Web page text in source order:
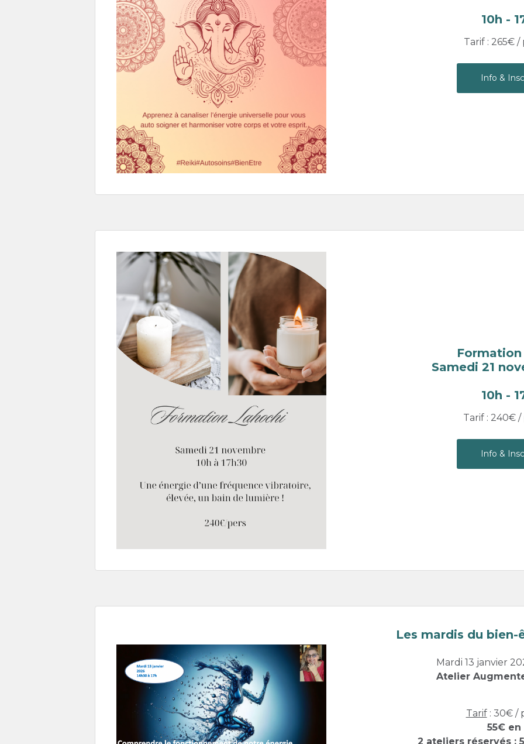
10h -
Tarif : 265€
Info &
Samedi 21
10h -
Tarif : 240€
Info &
Les mardis du
Mardi 13 janvier
Atelier
Tarif: 30€ /
55€
2 ateliers réservés :